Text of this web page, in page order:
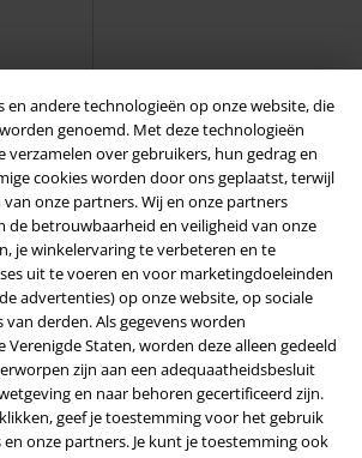
en andere technologieën op onze website, die
worden genoemd. Met deze technologieën
over gebruikers, hun gedrag en
cookies worden door ons geplaatst, terwijl
onze partners. Wij en onze partners
de betrouwbaarheid en veiligheid van onze
je winkelervaring te verbeteren en te
uit te voeren en voor marketingdoeleinden
advertenties) op onze website, op sociale
derden. Als gegevens worden
Verenigde Staten, worden deze alleen gedeeld
zijn aan een adequaatheidsbesluit
en naar behoren gecertificeerd zijn.
klikken, geef je toestemming voor het gebruik
onze partners. Je kunt je toestemming ook